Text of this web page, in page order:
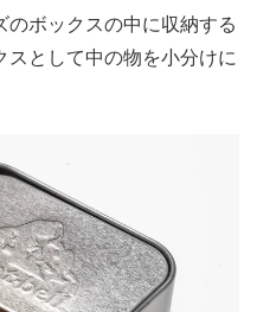
ボックスの中に収納する
スとして中の物を小分けに